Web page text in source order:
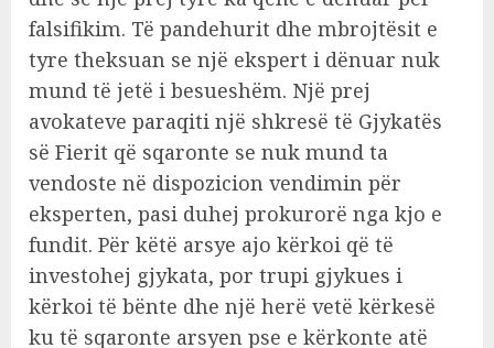
falsifikim. Të pandehurit dhe mbrojtësit e
tyre theksuan se një ekspert i dënuar nuk
mund të jetë i besueshëm. Një prej
avokateve paraqiti një shkresë të Gjykatës
së Fierit që sqaronte se nuk mund ta
vendoste në dispozicion vendimin për
eksperten, pasi duhej prokurorë nga kjo e
fundit. Për këtë arsye ajo kërkoi që të
investohej gjykata, por trupi gjykues i
kërkoi të bënte dhe një herë vetë kërkesë
ku të sqaronte arsyen pse e kërkonte atë